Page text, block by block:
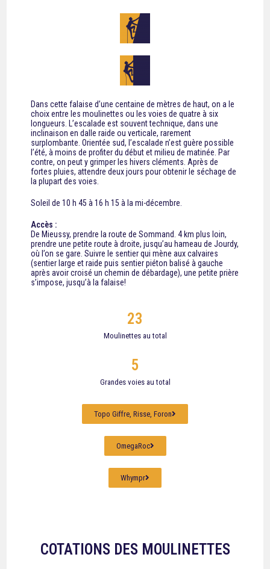
Dans cette falaise d’une centaine de mètres de haut, on a le
choix entre les moulinettes ou les voies de quatre à six
longueurs. L’escalade est souvent technique, dans une
inclinaison en dalle raide ou verticale, rarement
surplombante. Orientée sud, l’escalade n’est guère possible
l’été, à moins de profiter du début et milieu de matinée. Par
contre, on peut y grimper les hivers cléments. Après de
fortes pluies, attendre deux jours pour obtenir le séchage de
la plupart des voies.
Soleil de 10 h 45 à 16 h 15 à la mi-décembre.
Accès :
De Mieussy, prendre la route de Sommand. 4 km plus loin,
prendre une petite route à droite, jusqu’au hameau de Jourdy,
où l’on se gare. Suivre le sentier qui mène aux calvaires
(sentier large et raide puis sentier piéton balisé à gauche
après avoir croisé un chemin de débardage), une petite prière
s’impose, jusqu’à la falaise!
Moulinettes au total
23
Grandes voies au total
5
Topo Giffre, Risse, Foron
OmegaRoc
Whympr
COTATIONS DES MOULINETTES